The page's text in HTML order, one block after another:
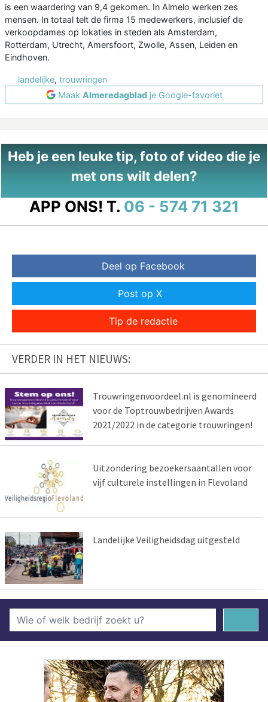
is een waardering van 9,4 gekomen. In Almelo werken zes
mensen. In totaal telt de firma 15 medewerkers, inclusief de
verkoopdames op lokaties in steden als Amsterdam,
Rotterdam, Utrecht, Amersfoort, Zwolle, Assen, Leiden en
Eindhoven.
landelijke, trouwringen
Maak Almeredagbladje Google-favoriet
Heb je een leuke tip, foto of video die je
met ons wilt delen?
APP ONS! T. 06 - 574 71 321
Deel op Facebook
Post op X
Tip de redactie
VERDER IN HET NIEUWS:
Trouwringenvoordeel.nl is genomineerd
voor de Toptrouwbedrijven Awards
2021/2022 in de categorie trouwringen!
Uitzondering bezoekersaantallen voor
vijf culturele instellingen in Flevoland
Landelijke Veiligheidsdag uitgesteld